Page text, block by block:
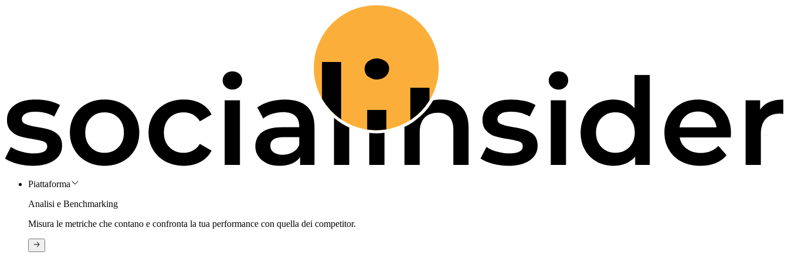
Piattaforma
Analisi e Benchmarking
Misura le metriche che contano e confronta la tua performance con quella dei competitor.